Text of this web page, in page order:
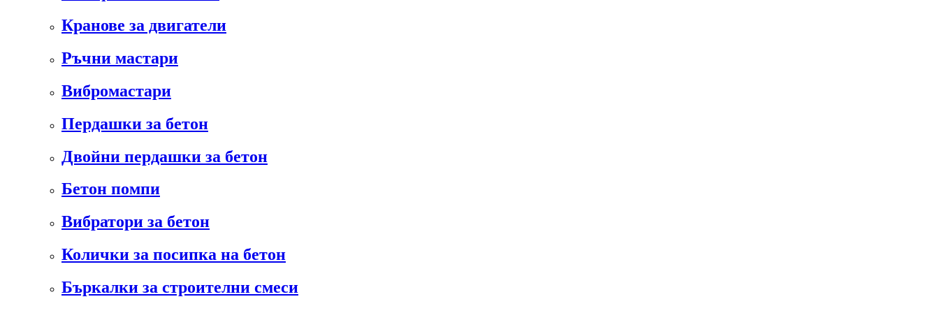
Кранове за двигатели
Ръчни мастари
Вибромастари
Пердашки за бетон
Двойни пердашки за бетон
Бетон помпи
Вибратори за бетон
Колички за посипка на бетон
Бъркалки за строителни смеси